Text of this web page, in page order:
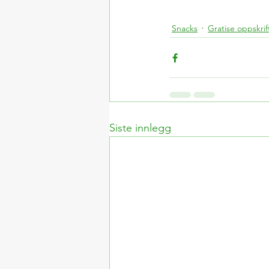
Snacks Gratise
Siste innlegg